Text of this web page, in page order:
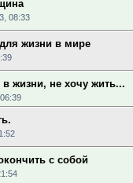
08:33
жизни в мире
жизни, не хочу жить...
с собой